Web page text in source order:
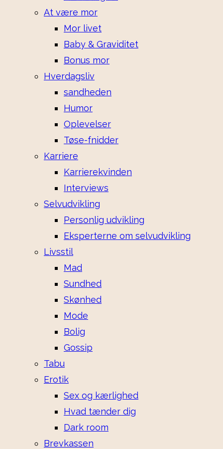
At være mor
Mor livet
Baby & Graviditet
Bonus mor
Hverdagsliv
sandheden
Humor
Oplevelser
Tøse-fnidder
Karriere
Karrierekvinden
Interviews
Selvudvikling
Personlig udvikling
Eksperterne om selvudvikling
Livsstil
Mad
Sundhed
Skønhed
Mode
Bolig
Gossip
Tabu
Erotik
Sex og kærlighed
Hvad tænder dig
Dark room
Brevkassen